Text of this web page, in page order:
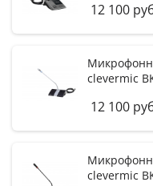
12 100
clevermic
12 100
clevermic